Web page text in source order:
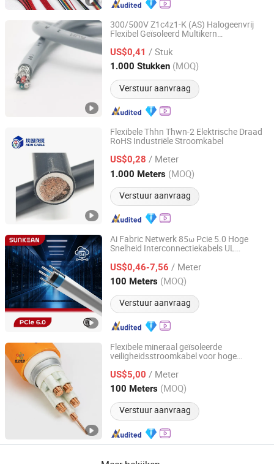
300/500V Z1c4z1-K (AS) Halogeenvrij
Flexibel Geïsoleerd Multikern
US$0,41 / Stuk
1.000 Stukken (MOQ)
Verstuur aanvraag
Shanghai Aein Wire & Cable Co., Ltd.
Shanghai, China Sinds 2021
Flexibele Thhn Thwn-2 Elektrische Draad
RoHS Industriële Stroomkabel
US$0,28 / Meter
1.000 Meters (MOQ)
Verstuur aanvraag
Shanghai Aein Wire & Cable Co., Ltd.
Shanghai, China Sinds 2021
Ai Fabric Netwerk 85ω Pcie 5.0 Hoge
Snelheid Interconnectiekabels UL
US$0,46-7,56 / Meter
100 Meters (MOQ)
Verstuur aanvraag
Sunkean Cable Co., Ltd.
Jiangsu, China Sinds 2024
Flexibele mineraal geïsoleerde
veiligheidsstroomkabel voor hoge
US$5,00 / Meter
100 Meters (MOQ)
Verstuur aanvraag
Shenghua Jiaolian Cable(Henan) Co., Ltd.
Henan, China Sinds 2025